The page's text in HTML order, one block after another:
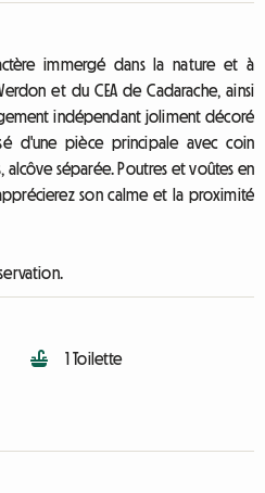
immergé dans la nature et à
et du CEA de Cadarache, ainsi
indépendant joliment décoré
d'une pièce principale avec coin
alcôve séparée. Poutres et voûtes en
son calme et la proximité
1 Toilette